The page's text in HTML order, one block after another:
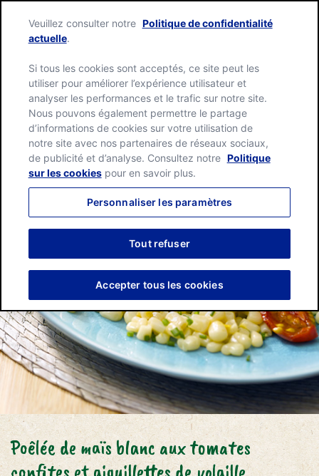
content
Green
Giant
home
Poêlée de maïs blanc aux tomates
Veuillez consulter notre Politique de confidentialité
actuelle.
Si tous les cookies sont acceptés, ce site peut les
utiliser pour améliorer l’expérience utilisateur et
analyser les performances et le trafic sur notre site.
Nous pouvons également permettre le partage
d’informations de cookies sur votre utilisation de
notre site avec nos partenaires de réseaux sociaux,
de publicité et d’analyse. Consultez notre Politique
sur les cookiespour en savoir plus.
Personnaliser les paramètres
Tout refuser
Accepter tous les cookies